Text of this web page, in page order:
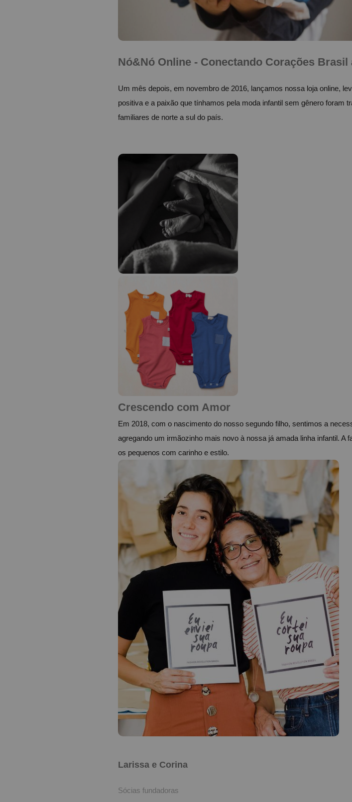
Nó&Nó Online - Conectando Corações Brasil
Um mês depois, em novembro de 2016, lançamos nossa loja online,
positiva e a paixão que tínhamos pela moda infantil sem gênero foram
familiares de norte a sul do país.
Crescendo com Amor
Em 2018, com o nascimento do nosso segundo filho, sentimos a
agregando um irmãozinho mais novo à nossa já amada linha infantil.
os pequenos com carinho e estilo.
Larissa e Corina
Sócias fundadoras